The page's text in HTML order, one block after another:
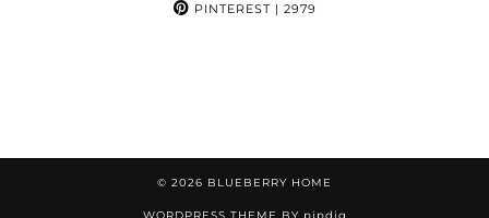
PINTEREST| 2979
© 2026 BLUEBERRY HOME